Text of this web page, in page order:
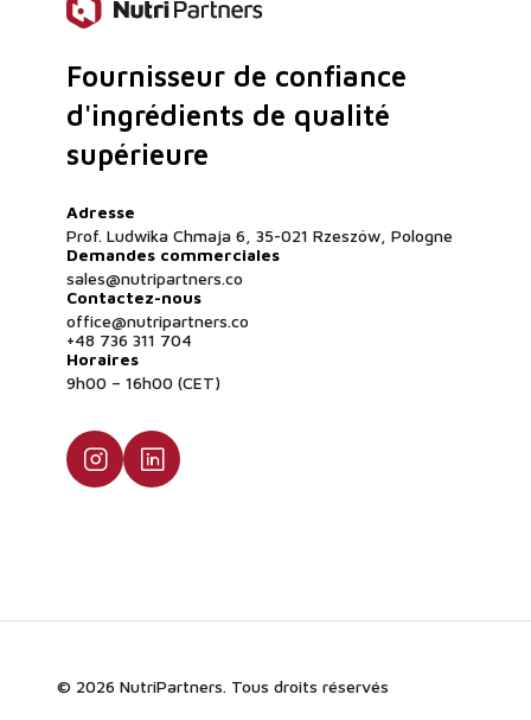
Fournisseur de confiance
d'ingrédients de qualité
supérieure
Adresse
Prof. Ludwika Chmaja 6, 35-021 Rzeszów, Pologne
Demandes commerciales
sales@nutripartners.co
Contactez-nous
office@nutripartners.co
+48 736 311 704
Horaires
9h00 – 16h00 (CET)
© 2026 NutriPartners. Tous droits réservés